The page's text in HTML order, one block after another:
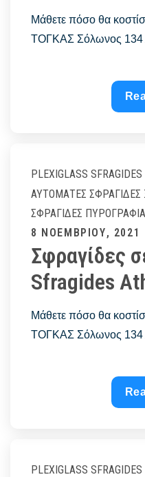
Μάθετε πόσο θα
ΤΟΓΚΑΣ Σόλωνος 134
PLEXIGLASS
ΑΥΤΌΜΑΤΕΣ ΣΦΡΑΓΊΔΕΣ
ΣΦΡΑΓΊΔΕΣ
Posted
on
8 ΝΟΕΜΒΡΊΟΥ, 2021
Σφραγίδες
Sfragides
Μάθετε πόσο θα
ΤΟΓΚΑΣ Σόλωνος 134
σε
–
PLEXIGLASS